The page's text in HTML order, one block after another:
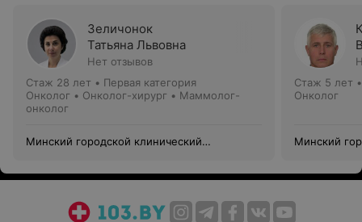
Зеличонок
Татьяна Львовна
Нет отзывов
Стаж 28 лет • Первая категория
Онколог • Онколог-хирург • Маммолог-
онколог
Минский городской клинический
Стаж 5 лет
Онколог
Минский